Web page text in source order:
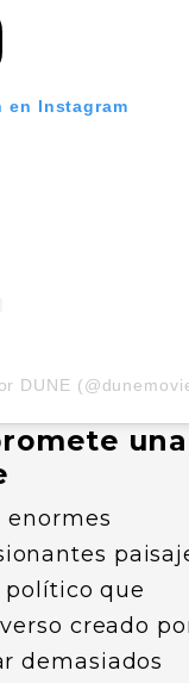
en Instagram
DUNE
una
que
creado
demasiados